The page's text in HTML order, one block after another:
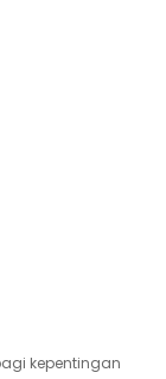
kepentingan